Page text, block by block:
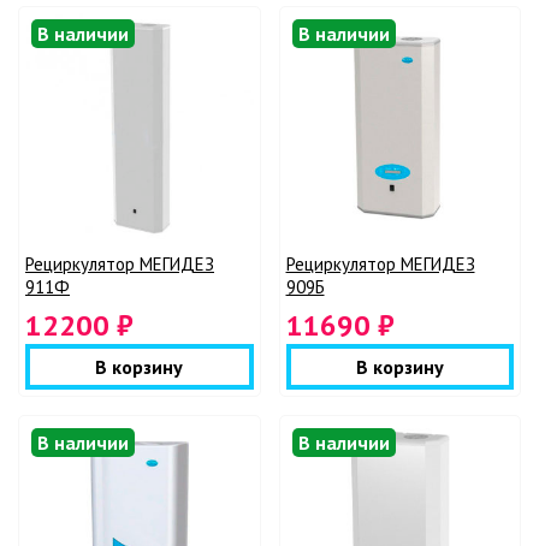
В наличии
Рециркулятор МЕГИДЕЗ
911Ф
12200 ₽
В корзину
В наличии
Рециркулятор МЕГИДЕЗ
909Б
11690 ₽
В корзину
В наличии В наличии